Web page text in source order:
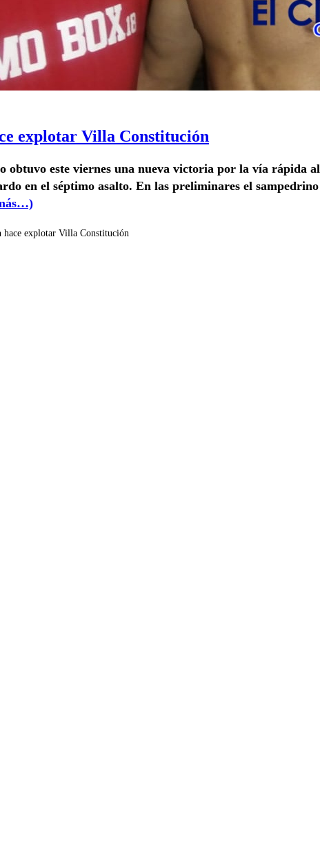
explotar Villa Constitución
obtuvo este viernes una nueva victoria por la vía rápida al
en el séptimo asalto. En las preliminares el sampedrino
explotar Villa Constitución